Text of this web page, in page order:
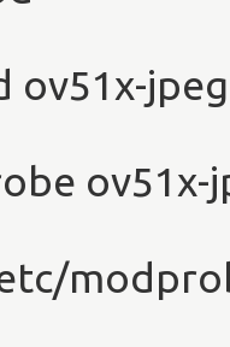
ov51x-jpeg
ov51x-